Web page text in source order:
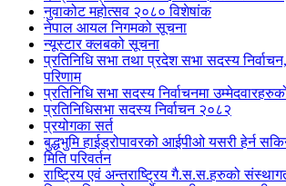
नुवाकोट महोत्सव २०८० विशेषांक
नेपाल आयल निगमको सूचना
न्यूस्टार क्लबको सूचना
प्रतिनिधि सभा तथा प्रदेश सभा सदस्य
परिणाम
प्रतिनिधि सभा सदस्य निर्वाचनमा
प्रतिनिधिसभा सदस्य निर्वाचन २०८२
प्रयोगका सर्त
बुद्धभुमि हाईड्रोपावरको आईपीओ यसरी हेर्न
मिति परिवर्तन
राष्ट्रिय एवं अन्तराष्ट्रिय गै.स.स.हरुको